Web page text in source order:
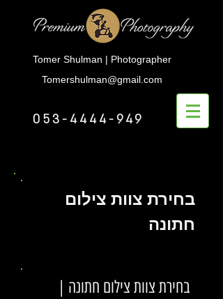
Tomer Shulman | Photographer
Tomershulman@gmail.com
053-4444-949
בחירת צוות צילום
חתונה
בחירת צוות צילום חתונה |